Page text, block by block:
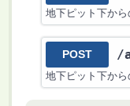
地下ピット下か
POST /
地下ピット下か